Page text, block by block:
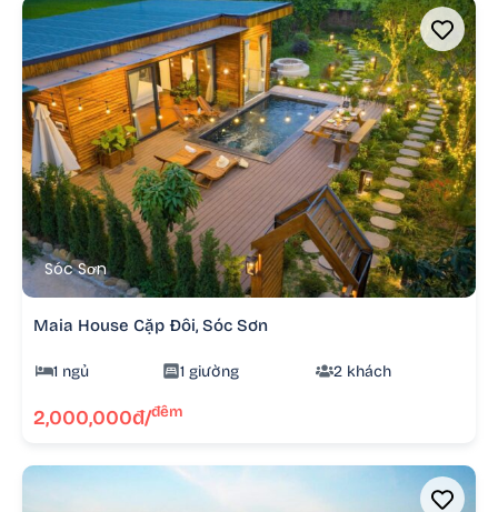
Sóc Sơn
Maia House Cặp Đôi, Sóc Sơn
1 ngủ 1 giường 2 khách
2,000,000đ/đêm